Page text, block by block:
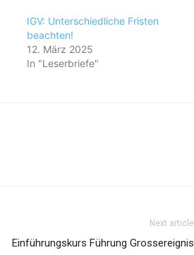
IGV: Unterschiedliche Fristen
beachten!
12. März 2025
In "Leserbriefe"
Next article
Einführungskurs Führung Grossereignis